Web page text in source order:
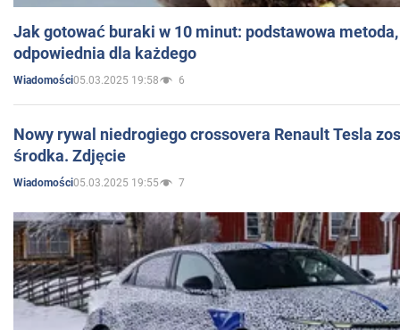
Jak gotować buraki w 10 minut: podstawowa
odpowiednia dla każdego
Wiadomości05.03.2025 19:58 6
Nowy rywal niedrogiego crossovera Renault Tesla
środka. Zdjęcie
Wiadomości05.03.2025 19:55 7